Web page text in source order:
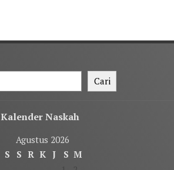
Cari
Kalender Naskah
Agustus 2026
S
S R K J S M